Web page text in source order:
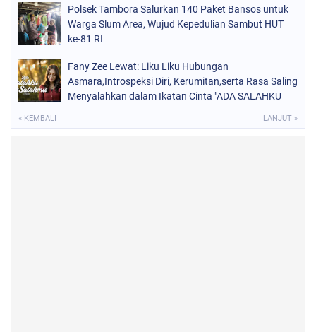
Polsek Tambora Salurkan 140 Paket Bansos untuk
Warga Slum Area, Wujud Kepedulian Sambut HUT
ke-81 RI
Fany Zee Lewat: Liku Liku Hubungan
Asmara,Introspeksi Diri, Kerumitan,serta Rasa Saling
Menyalahkan dalam Ikatan Cinta "ADA SALAHKU
« KEMBALI LANJUT »